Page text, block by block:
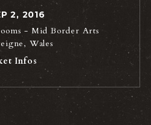
2, 2016
- Mid Border Arts
Wales
Infos